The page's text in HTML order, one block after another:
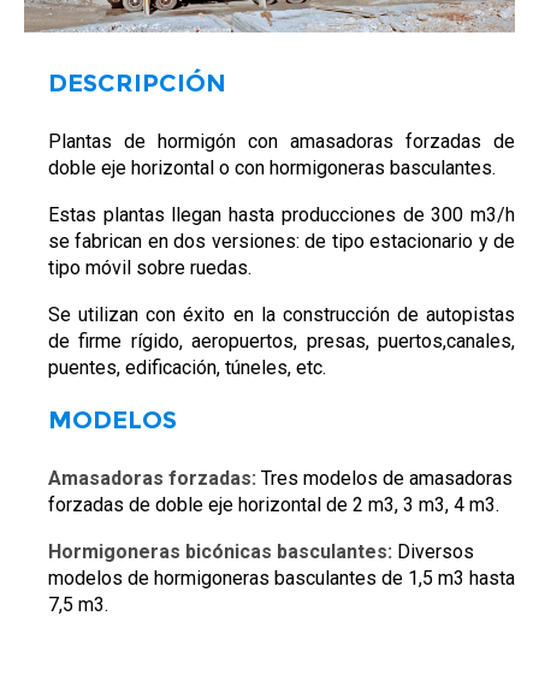
DESCRIPCIÓN
Plantas de hormigón con amasadoras forzadas de
doble eje horizontal o con hormigoneras basculantes.
Estas plantas llegan hasta producciones de 300 m3/h
se fabrican en dos versiones: de tipo estacionario y de
tipo móvil sobre ruedas.
Se utilizan con éxito en la construcción de autopistas
de firme rígido, aeropuertos, presas, puertos,canales,
puentes, edificación, túneles, etc.
MODELOS
Amasadoras forzadas: Tres modelos de amasadoras
forzadas de doble eje horizontal de 2 m3, 3 m3, 4 m3.
Hormigoneras bicónicas basculantes: Diversos
modelos de hormigoneras basculantes de 1,5 m3 hasta
7,5 m3.